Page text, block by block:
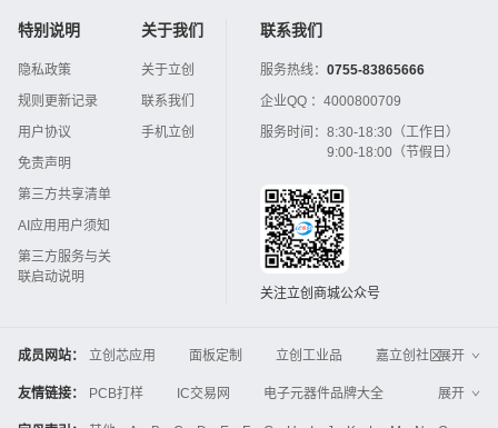
特别说明
隐私政策
规则更新记录
用户协议
免责声明
第三方共享清单
AI应用用户须知
第三方服务与关
联启动说明
关于我们
关于立创
联系我们
手机立创
联系我们
服务热线： 0755-83865666
企业QQ ： 4000800709
服务时间： 8:30-18:30（工作日）
9:00-18:00（节假日）
关注立创商城公众号
成员网站： 立创芯应用 面板定制 立创工业品
嘉立创社区
3D打印
嘉立创FPC 嘉立创PCB
嘉立创FA
展开
友情链接： PCB打样 IC交易网
电子元器件品牌大全
中国IC网
智能电网 机电设备 电子工程网
展开